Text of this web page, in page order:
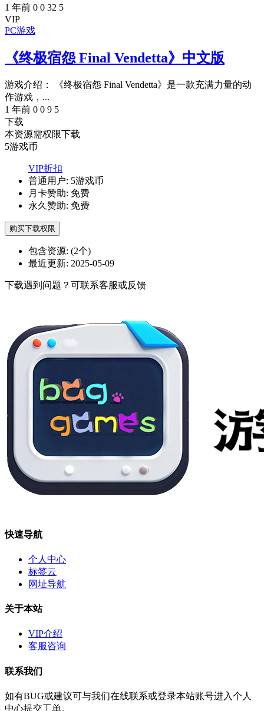
1 年前 0 0 32 5
VIP
PC游戏
《终极宿怨 Final Vendetta》中文版
游戏介绍： 《终极宿怨 Final Vendetta》是一款充满力量的动
作游戏，...
1 年前 0 0 9 5
下载
本资源需权限下载
5游戏币
VIP折扣
普通用户: 5游戏币
月卡赞助: 免费
永久赞助: 免费
购买下载权限
包含资源: (2个)
最近更新: 2025-05-09
下载遇到问题？可联系客服或反馈
快速导航
个人中心
标签云
网址导航
关于本站
VIP介绍
客服咨询
联系我们
如有BUG或建议可与我们在线联系或登录本站账号进入个人
中心提交工单。